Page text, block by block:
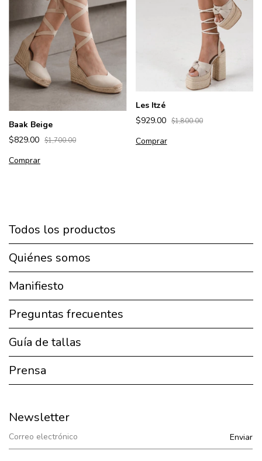
Baak Beige
$829.00 $1,700.00
Comprar
Les Itzé
$929.00 $1,800.00
Comprar
Todos los productos
Quiénes somos
Manifiesto
Preguntas frecuentes
Guía de tallas
Prensa
Newsletter